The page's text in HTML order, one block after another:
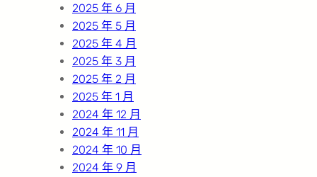
2025 年 6 月
2025 年 5 月
2025 年 4 月
2025 年 3 月
2025 年 2 月
2025 年 1 月
2024 年 12 月
2024 年 11 月
2024 年 10 月
2024 年 9 月